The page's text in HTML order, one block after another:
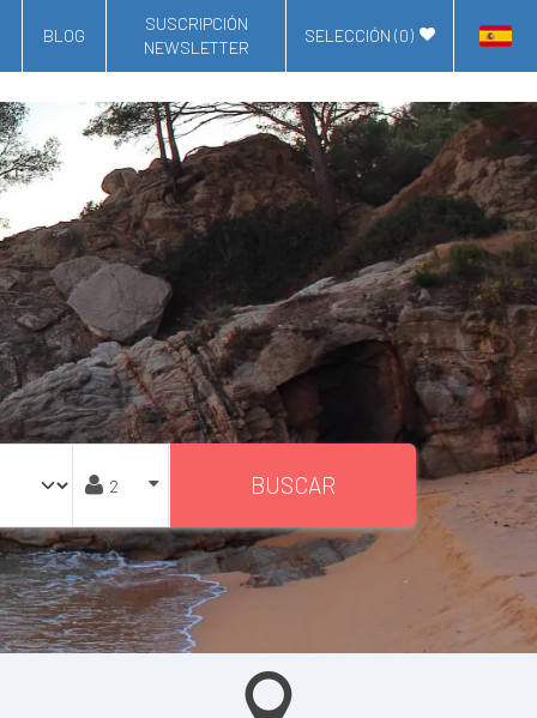
BLOG
SUSCRIPCIÓN
NEWSLETTER
SELECCIÓN (0)
BUSCAR